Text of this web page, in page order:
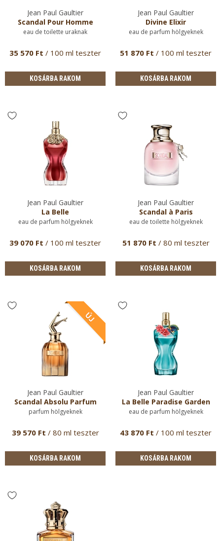
Jean Paul Gaultier
Scandal Pour Homme
eau de toilette uraknak
35 570 Ft / 100 ml teszter
KOSÁRBA RAKOM
Jean Paul Gaultier
Divine Elixir
eau de parfum hölgyeknek
51 870 Ft / 100 ml teszter
KOSÁRBA RAKOM
Jean Paul Gaultier
La Belle
eau de parfum hölgyeknek
39 070 Ft / 100 ml teszter
KOSÁRBA RAKOM
Jean Paul Gaultier
Scandal à Paris
eau de toilette hölgyeknek
51 870 Ft / 80 ml teszter
KOSÁRBA RAKOM
Jean Paul Gaultier
Scandal Absolu Parfum
parfum hölgyeknek
39 570 Ft / 80 ml teszter
KOSÁRBA RAKOM
Jean Paul Gaultier
La Belle Paradise Garden
eau de parfum hölgyeknek
43 870 Ft / 100 ml teszter
KOSÁRBA RAKOM